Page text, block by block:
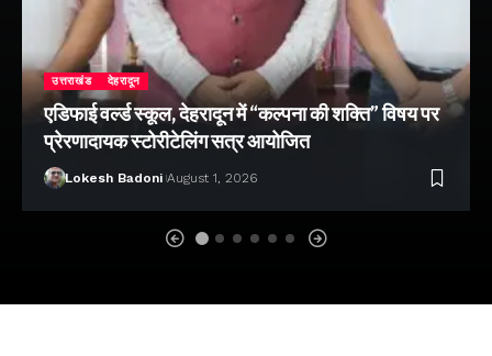
उत्तराखंड देहरादून
एडिफाई वर्ल्ड स्कूल, देहरादून में “कल्पना की शक्ति” विषय पर
प्रेरणादायक स्टोरीटेलिंग सत्र आयोजित
Lokesh Badoni August 1, 2026